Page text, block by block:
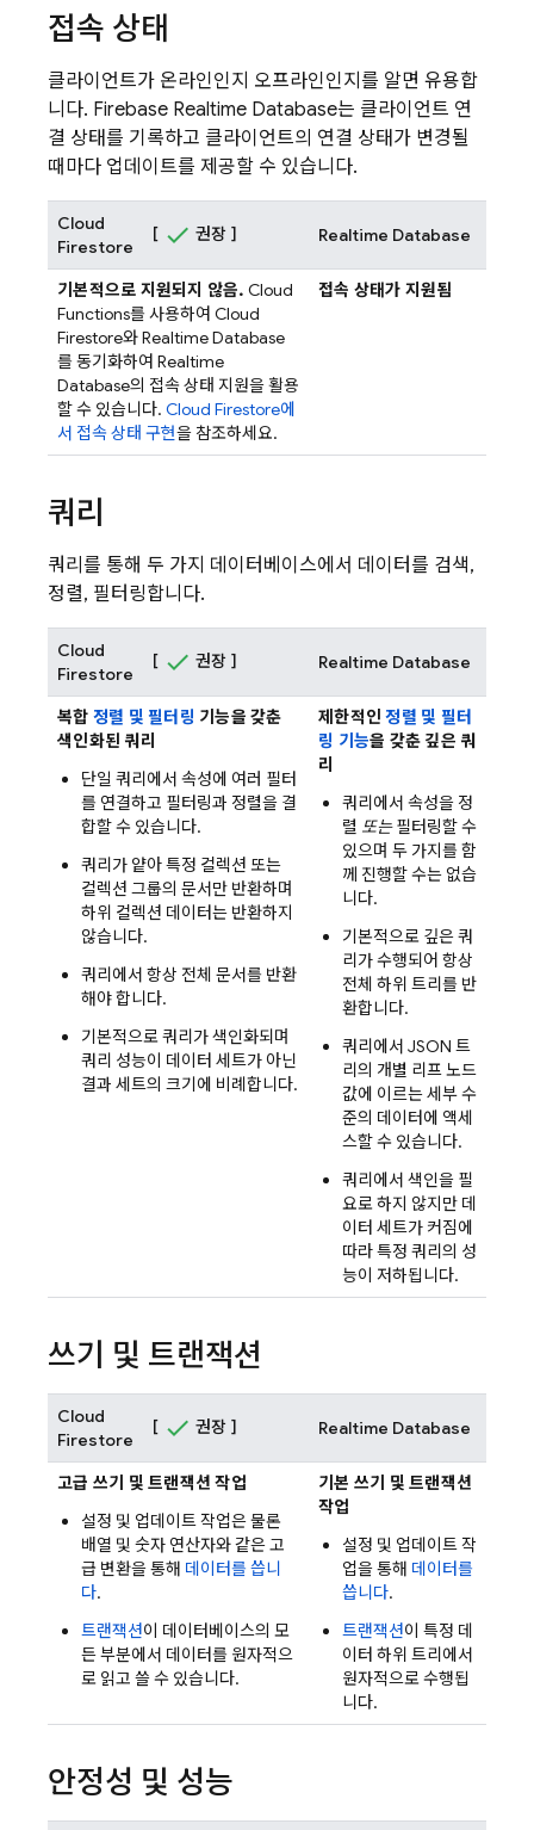
접속 상태
클라이언트가 온라인인지 오프라인인지를 알면 유용합
니다. Firebase Realtime Database는 클라이언트 연
결 상태를 기록하고 클라이언트의 연결 상태가 변경될
때마다 업데이트를 제공할 수 있습니다.
Cloud
Firestore
[ 권장 ] Realtime Database
기본적으로 지원되지 않음. Cloud
Functions를 사용하여 Cloud
Firestore와Realtime Database
를 동기화하여 Realtime
Database의 접속 상태 지원을 활용
할 수 있습니다. Cloud Firestore에
서 접속 상태 구현을 참조하세요.
접속 상태가 지원됨
쿼리
쿼리를 통해 두 가지 데이터베이스에서 데이터를 검색,
정렬, 필터링합니다.
Cloud
Firestore
[ 권장 ] Realtime Database
복합 정렬 및 필터링 기능을 갖춘
색인화된 쿼리
단일 쿼리에서 속성에 여러 필터
를 연결하고 필터링과 정렬을 결
합할 수 있습니다.
쿼리가 얕아 특정 컬렉션 또는
컬렉션 그룹의 문서만 반환하며
하위 컬렉션 데이터는 반환하지
않습니다.
쿼리에서 항상 전체 문서를 반환
해야 합니다.
기본적으로 쿼리가 색인화되며
쿼리 성능이 데이터 세트가 아닌
결과 세트의 크기에 비례합니다.
제한적인정렬 및 필터
링 기능을 갖춘 깊은 쿼
리
쿼리에서 속성을 정
렬 또는필터링할 수
있으며 두 가지를 함
께 진행할 수는 없습
니다.
기본적으로 깊은 쿼
리가 수행되어 항상
전체 하위 트리를 반
환합니다.
쿼리에서 JSON 트
리의 개별 리프 노드
값에 이르는 세부 수
준의 데이터에 액세
스할 수 있습니다.
쿼리에서 색인을 필
요로 하지 않지만 데
이터 세트가 커짐에
따라 특정 쿼리의 성
능이 저하됩니다.
쓰기 및 트랜잭션
Cloud
Firestore
[ 권장 ] Realtime Database
고급 쓰기 및 트랜잭션 작업
설정 및 업데이트 작업은 물론
배열 및 숫자 연산자와 같은 고
급 변환을 통해 데이터를 씁니
다.
트랜잭션이 데이터베이스의 모
든 부분에서 데이터를 원자적으
로 읽고 쓸 수 있습니다.
기본 쓰기 및 트랜잭션
작업
설정 및 업데이트 작
업을 통해 데이터를
씁니다.
트랜잭션이 특정 데
이터 하위 트리에서
원자적으로 수행됩
니다.
안정성 및 성능